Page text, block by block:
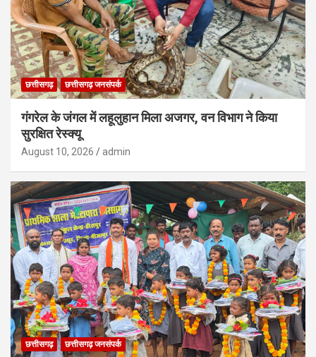
छत्तीसगढ़ छत्तीसगढ़ जनसंपर्क
गंगरेल के जंगल में लहूलुहान मिला अजगर, वन विभाग ने किया
सुरक्षित रेस्क्यू
August 10, 2026 admin
छत्तीसगढ़ छत्तीसगढ़ जनसंपर्क